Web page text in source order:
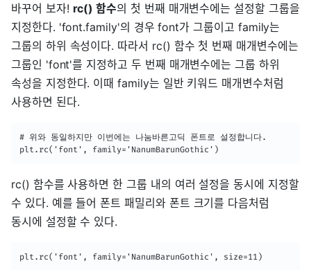
바꾸어 보자! rc() 함수의 첫 번째 매개변수에는 설정할 그룹을
지정한다. 'font.family'의 경우 font가 그룹이고 family는
그룹의 하위 속성이다. 따라서 rc() 함수 첫 번째 매개변수에는
그룹인 'font'를 지정하고 두 번째 매개변수에는 그룹 하위
속성을 지정한다. 이때 family는 일반 키워드 매개변수처럼
사용하면 된다.
# 위와 동일하지만 이번에는 나눔바른고딕 폰트로 설정합니다.
plt.rc('font', family='NanumBarunGothic')
rc() 함수를 사용하면 한 그룹 내의 여러 설정을 동시에 지정할
수 있다. 예를 들어 폰트 패밀리와 폰트 크기를 다음처럼
동시에 설정할 수 있다.
plt.rc('font', family='NanumBarunGothic', size=11)